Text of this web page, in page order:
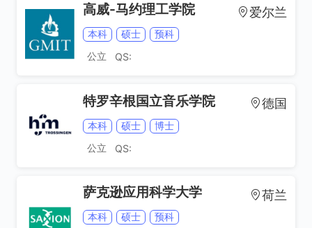
高威-马约理工学院 爱尔兰
本科 硕士
预科
公立
QS:
特罗辛根国立音乐学院 德国
本科 硕士
博士
公立
QS:
萨克逊应用科学大学 荷兰
本科 硕士 预科